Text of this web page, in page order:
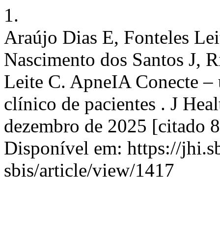
1.
Araújo Dias E, Fonteles
Nascimento dos Santos J,
Leite C. ApneIA Conecte –
clínico de pacientes . J
dezembro de 2025 [citado
Disponível em: https://
sbis/article/view/1417